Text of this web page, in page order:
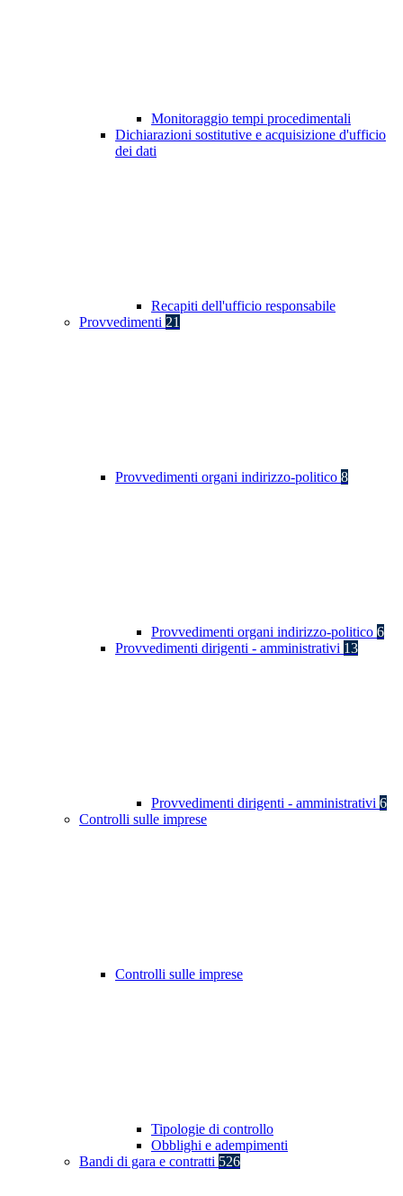
Monitoraggio tempi procedimentali
Dichiarazioni sostitutive e acquisizione d'ufficio
dei dati
Recapiti dell'ufficio responsabile
Provvedimenti 21
Provvedimenti organi indirizzo-politico 8
Provvedimenti organi indirizzo-politico 6
Provvedimenti dirigenti - amministrativi 13
Provvedimenti dirigenti - amministrativi 6
Controlli sulle imprese
Controlli sulle imprese
Tipologie di controllo
Obblighi e adempimenti
Bandi di gara e contratti 526